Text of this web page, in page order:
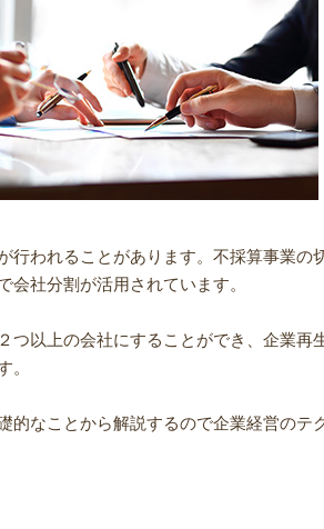
行われることがあります。不採算事業の
社分割が活用されています。
つ以上の会社にすることができ、企業再
的なことから解説するので企業経営のテ